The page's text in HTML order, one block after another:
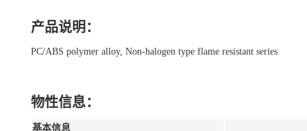
产品说明：
PC/ABS polymer alloy, Non-halogen type flame resistant series
物性信息：
基本信息